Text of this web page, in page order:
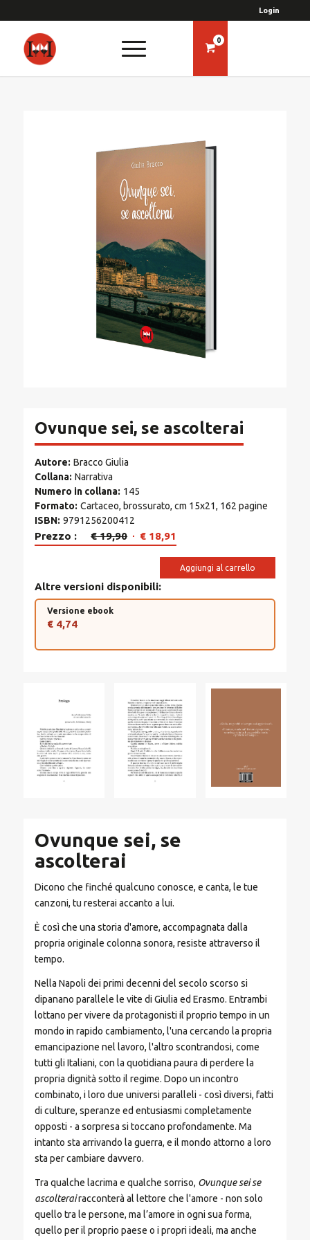
Login
0
Ovunque sei, se ascolterai
Autore Bracco Giulia
Collana Narrativa
Numero in collana 145
Formato Cartaceo, brossurato, cm 15x21, 162 pagine
ISBN 9791256200412
Prezzo €19,90 Il
era:
€ 19,90.
€ 18,91
attuale
€ 18,91.
Aggiungi al carrello
Altre versioni disponibili
Versione ebook
€ 4,74
Ovunque sei, se
ascolterai
Dicono che finché qualcuno conosce, e canta, le tue
canzoni, tu resterai accanto a lui.
È così che una storia d'amore, accompagnata dalla
propria originale colonna sonora, resiste attraverso il
tempo.
Nella Napoli dei primi decenni del secolo scorso si
dipanano parallele le vite di Giulia ed Erasmo. Entrambi
lottano per vivere da protagonisti il proprio tempo in un
mondo in rapido cambiamento, l'una cercando la propria
emancipazione nel lavoro, l'altro scontrandosi, come
tutti gli Italiani, con la quotidiana paura di perdere la
propria dignità sotto il regime. Dopo un incontro
combinato, i loro due universi paralleli - così diversi, fatti
di culture, speranze ed entusiasmi completamente
opposti - a sorpresa si toccano profondamente. Ma
intanto sta arrivando la guerra, e il mondo attorno a loro
sta per cambiare davvero.
Tra qualche lacrima e qualche sorriso, Ovunque sei se
ascolterairacconterà al lettore che l'amore - non solo
quello tra le persone, ma l’amore in ogni sua forma,
quello per il proprio paese o i propri ideali, ma anche